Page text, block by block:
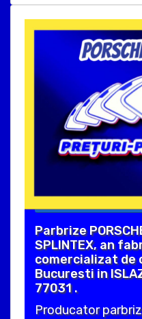
Parbrize
SPLINTEX, an
comercializat de
Bucuresti in
77031 .
Producator